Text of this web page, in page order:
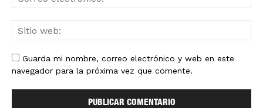
Guarda mi nombre, correo electrónico y web en este
navegador para la próxima vez que comente.